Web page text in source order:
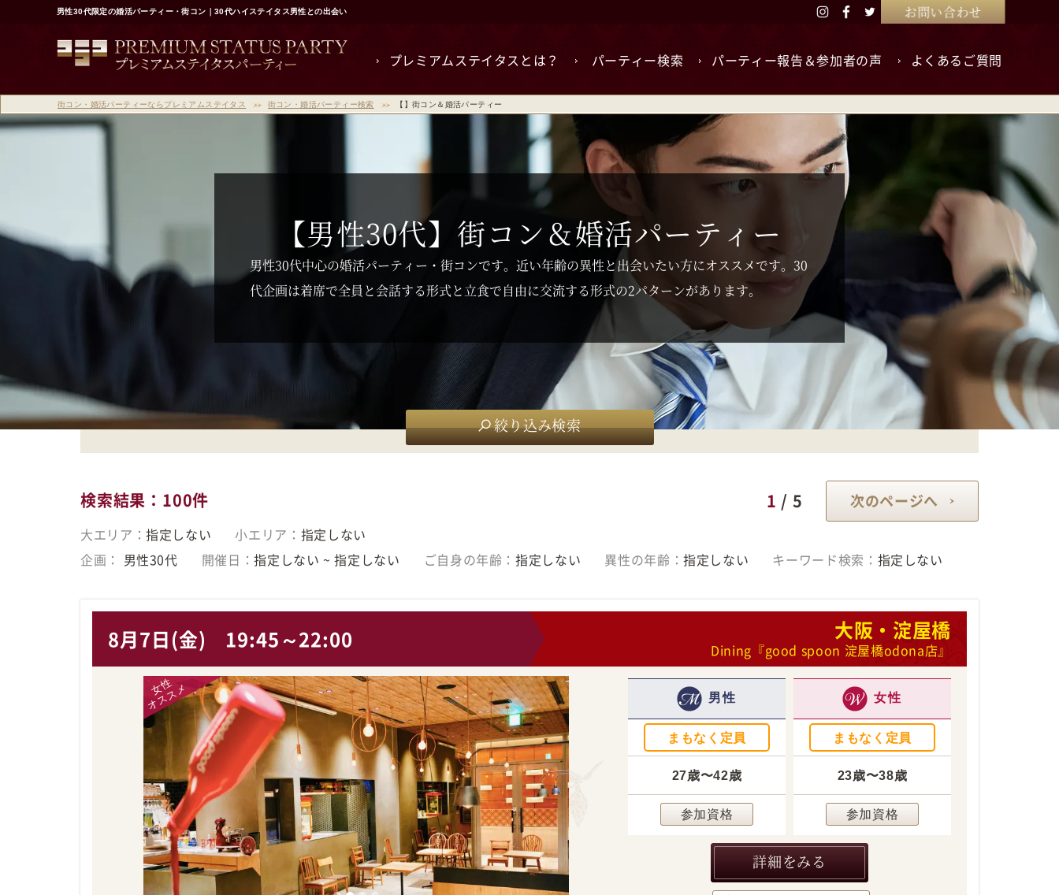
男性30代限定の婚活パーティー・街コン｜30代ハイステイタス男性との出会い お問い合わせ
プレミアムステイタスとは？ パーティー検索 パーティー報告＆参加者の声 よくあるご質問
街コン・婚活パーティーならプレミアムステイタス 街コン・婚活パーティー検索 【】街コン＆婚活パーティー
【男性30代】 街コン＆婚活パーティー
男性30代中心の婚活パーティー・街コンです。近い年齢の異性と出会いたい方にオススメです。30
代企画は着席で全員と会話する形式と立食で自由に交流する形式の2パターンがあります。
絞り込み検索
1 / 5 次のページへ
検索結果 100件
大エリア：指定しない 小エリア： 指定しない
企画： 男性30代 開催日：指定しない ~ 指定しない ご自身の年齢：指定しない 異性の年齢：指定しない キーワード検索： 指定しない
8月7日(金) 19:45～22:00 大阪・淀屋橋
Dining『good spoon 淀屋橋odona店』
男性
まもなく定員
27歳〜42歳
参加資格
女性
まもなく定員
23歳〜38歳
参加資格
詳細をみる